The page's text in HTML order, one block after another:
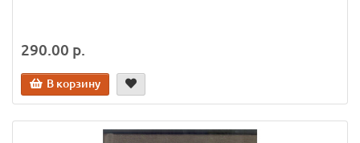
290.00 р.
В корзину